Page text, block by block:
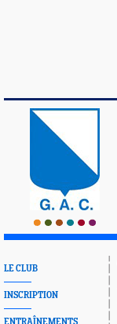
LE CLUB
INSCRIPTION